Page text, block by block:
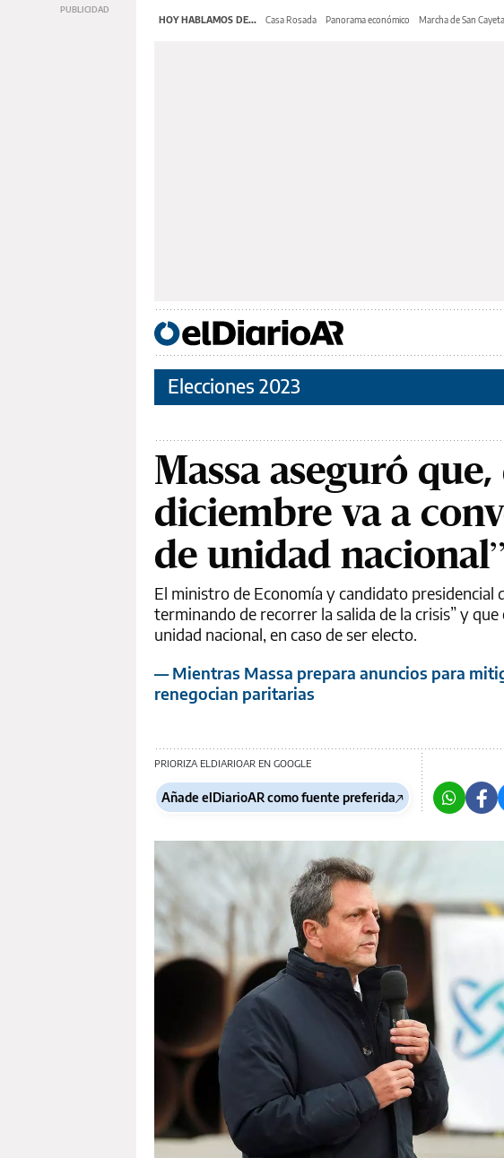
HOY HABLAMOS DE... Casa Rosada Panorama económico Marcha de San
Elecciones 2023
Massa aseguró
diciembre va a
de unidad nacional”
El ministro de Economía y candidato presidencial
terminando de recorrer la salida de la crisis” y
unidad nacional, en caso de ser electo.
— Mientras Massa prepara anuncios para
renegocian paritarias
PRIORIZA ELDIARIOAR EN GOOGLE
Añade elDiarioAR como fuente preferida